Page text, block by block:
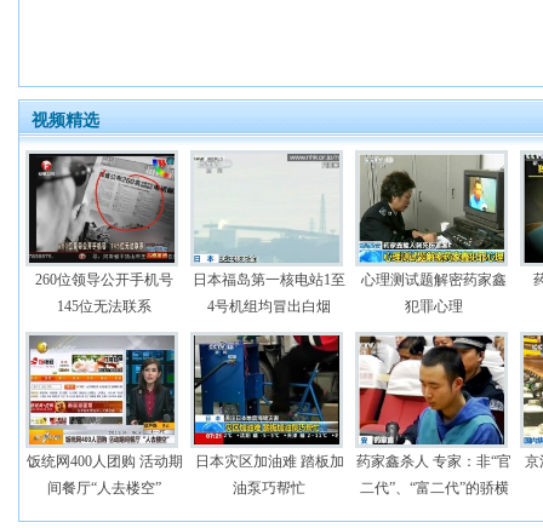
视频精选
260位领导公开手机号
145位无法联系
日本福岛第一核电站1至
4号机组均冒出白烟
心理测试题解密药家鑫
犯罪心理
饭统网400人团购 活动期
间餐厅“人去楼空”
日本灾区加油难 踏板加
油泵巧帮忙
药家鑫杀人 专家：非“官
二代”、“富二代”的骄横
京